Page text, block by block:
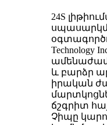
24S
Technology
և բարձր
իրական
ճշգրիտ
Չիպը